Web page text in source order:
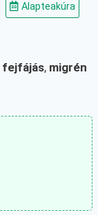
Alapteakúra
fejfájás, migrén